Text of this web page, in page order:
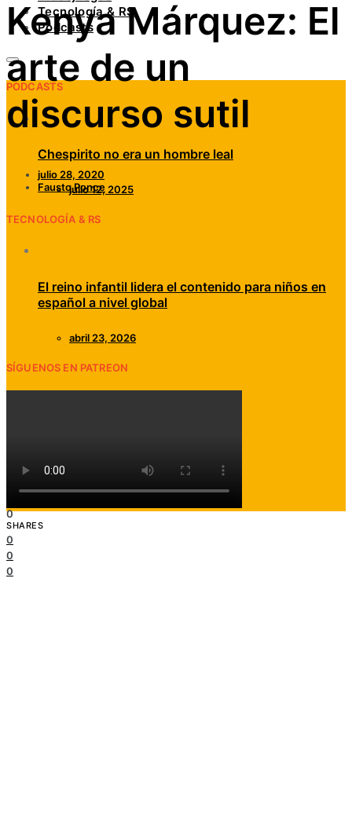
Tecnología & RS
Podcasts
PODCASTS
Chespirito no era un hombre leal
julio 12, 2025
TECNOLOGÍA & RS
El reino infantil lidera el contenido para niños en
español a nivel global
abril 23, 2026
SÍGUENOS EN PATREON
Kenya Márquez: El
arte de un
discurso sutil
julio 28, 2020
Fausto Ponce
0
SHARES
0
0
0